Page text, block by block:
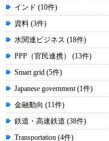
インド (10件)
資料 (3件)
水関連ビジネス (18件)
PPP（官民連携） (13件)
Smart grid (5件)
Japanese government (1件)
金融動向 (11件)
鉄道・高速鉄道 (38件)
Transportation (4件)